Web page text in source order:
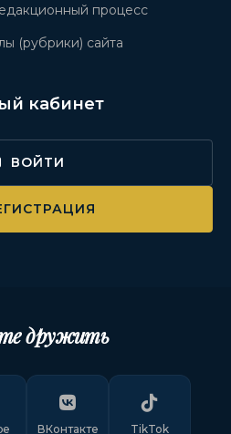
процесс
(рубрики) сайта
кабинет
ВОЙТИ
дружить
ВКонтакте TikTok